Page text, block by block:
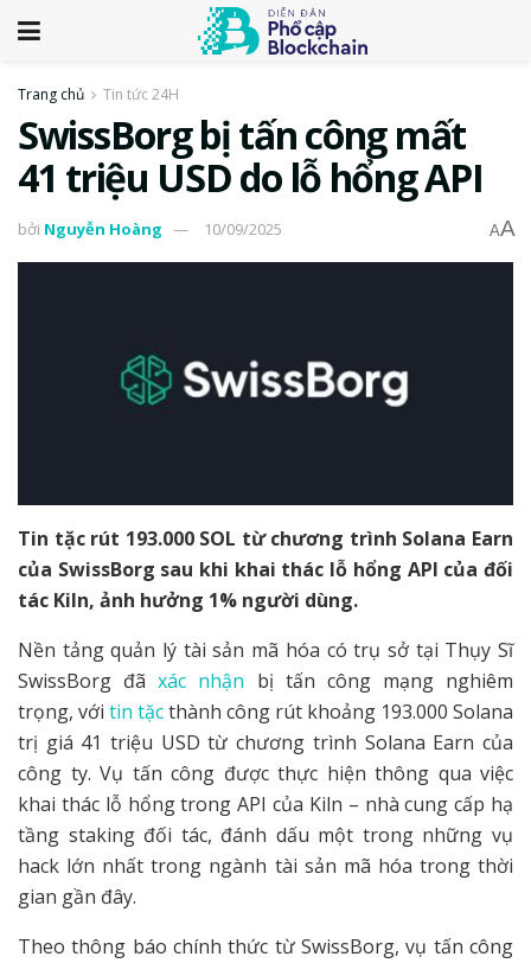
Trang chủ Tin tức 24H
SwissBorg bị tấn công mất
41 triệu USD do lỗ hổng API
bởi Nguyễn Hoàng 10/09/2025 AA
Tin tặc rút 193.000 SOL từ chương trình Solana Earn
của SwissBorg sau khi khai thác lỗ hổng API của đối
tác Kiln, ảnh hưởng 1% người dùng.
Nền tảng quản lý tài sản mã hóa có trụ sở tại Thụy Sĩ
SwissBorg đãxác nhận bị tấn công mạng nghiêm
trọng, với tin tặcthành công rút khoảng 193.000 Solana
trị giá 41 triệu USD từ chương trình Solana Earn của
công ty. Vụ tấn công được thực hiện thông qua việc
khai thác lỗ hổng trong API của Kiln – nhà cung cấp hạ
tầng staking đối tác, đánh dấu một trong những vụ
hack lớn nhất trong ngành tài sản mã hóa trong thời
gian gần đây.
Theo thông báo chính thức từ SwissBorg, vụ tấn công